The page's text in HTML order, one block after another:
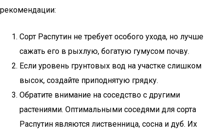
рекомендации:
Сорт Распутин не требует особого ухода, но лучше
сажать его в рыхлую, богатую гумусом почву.
Если уровень грунтовых вод на участке слишком
высок, создайте приподнятую грядку.
Обратите внимание на соседство с другими
растениями. Оптимальными соседями для сорта
Распутин являются лиственница, сосна и дуб. Их